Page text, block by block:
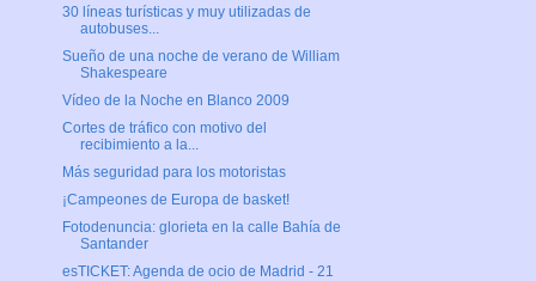
30 líneas turísticas y muy utilizadas de
autobuses...
Sueño de una noche de verano de William
Shakespeare
Vídeo de la Noche en Blanco 2009
Cortes de tráfico con motivo del
recibimiento a la...
Más seguridad para los motoristas
¡Campeones de Europa de basket!
Fotodenuncia: glorieta en la calle Bahía de
Santander
esTICKET: Agenda de ocio de Madrid - 21